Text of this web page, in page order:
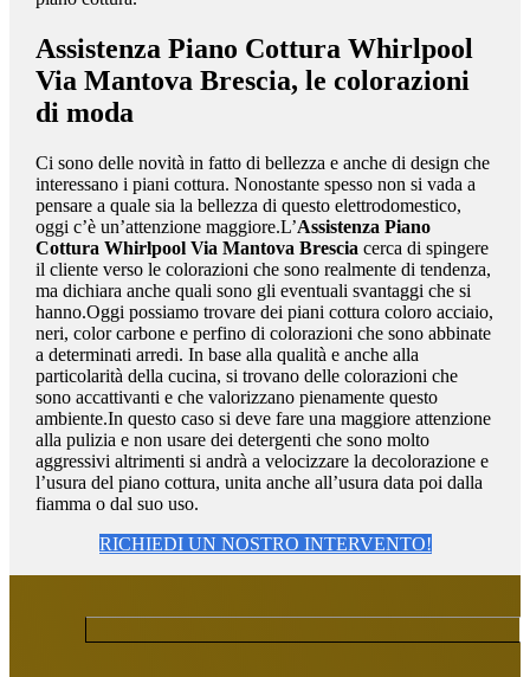
Assistenza Piano Cottura Whirlpool
Via Mantova Brescia, le colorazioni
di moda
Ci sono delle novità in fatto di bellezza e anche di design che
interessano i piani cottura. Nonostante spesso non si vada a
pensare a quale sia la bellezza di questo elettrodomestico,
oggi c’è un’attenzione maggiore.L’Assistenza Piano
Cottura Whirlpool Via Mantova Brescia cerca di spingere
il cliente verso le colorazioni che sono realmente di tendenza,
ma dichiara anche quali sono gli eventuali svantaggi che si
hanno.Oggi possiamo trovare dei piani cottura coloro acciaio,
neri, color carbone e perfino di colorazioni che sono abbinate
a determinati arredi. In base alla qualità e anche alla
particolarità della cucina, si trovano delle colorazioni che
sono accattivanti e che valorizzano pienamente questo
ambiente.In questo caso si deve fare una maggiore attenzione
alla pulizia e non usare dei detergenti che sono molto
aggressivi altrimenti si andrà a velocizzare la decolorazione e
l’usura del piano cottura, unita anche all’usura data poi dalla
fiamma o dal suo uso.
RICHIEDI UN NOSTRO INTERVENTO!